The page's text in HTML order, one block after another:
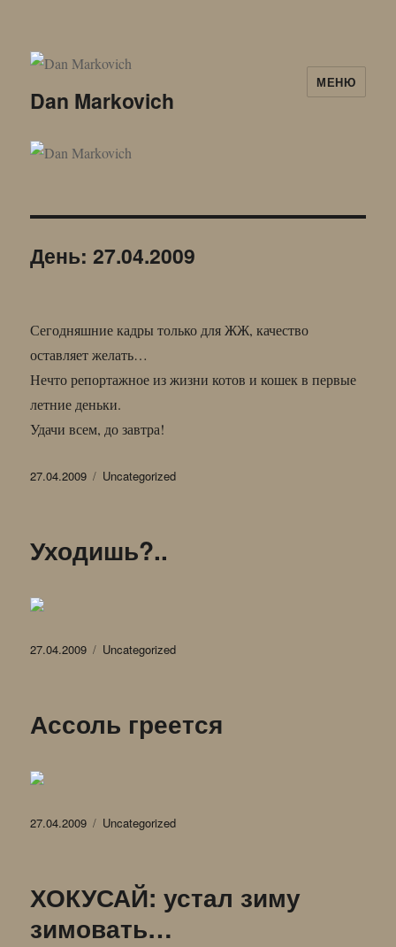
Dan Markovich
МЕНЮ
День:27.04.2009
Сегодняшние кадры только для ЖЖ, качество
оставляет желать…
Нечто репортажное из жизни котов и кошек в первые
летние деньки.
Удачи всем, до завтра!
Опубликовано
27.04.2009 Рубрики
Uncategorized
Уходишь?..
Опубликовано
27.04.2009 Рубрики
Uncategorized
Ассоль греется
Опубликовано
27.04.2009 Рубрики
Uncategorized
ХОКУСАЙ: устал зиму
зимовать…